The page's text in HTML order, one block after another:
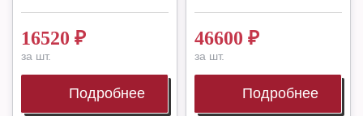
16520 ₽
за шт.
Подробнее
46600 ₽
за шт.
Подробнее